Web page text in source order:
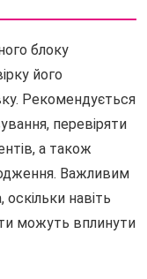
блоку
його
Рекомендується
перевіряти
а також
Важливим
навіть
можуть вплинути